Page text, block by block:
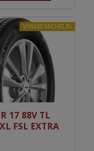
VYRÁBÍ MICHELIN
17 88V TL
FSL EXTRA